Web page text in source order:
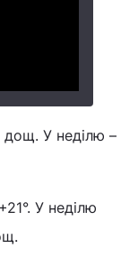
дощ. У неділю –
У неділю